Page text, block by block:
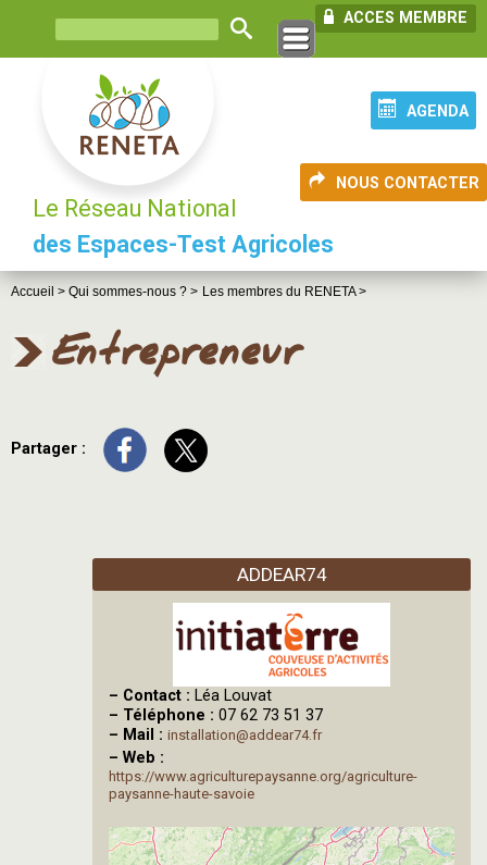
ACCES MEMBRE
AGENDA
NOUS CONTACTER
Le Réseau National
des Espaces-Test Agricoles
Accueil > Qui sommes-nous ? > Les membres du RENETA >
Entrepreneur
Partager :
ADDEAR74
– Contact : Léa Louvat
– Téléphone : 07 62 73 51 37
– Mail : installation@addear74.fr
– Web :
https://www.agriculturepaysanne.org/agriculture-
paysanne-haute-savoie